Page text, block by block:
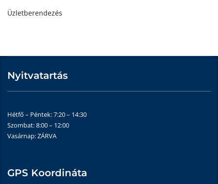
Üzletberendezés
Nyitvatartás
Hétfő – Péntek: 7:20 – 14:30
Szombat: 8:00 – 12:00
Vasárnap: ZÁRVA
GPS Koordináta